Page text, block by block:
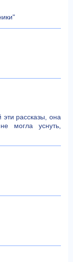
рассказы, она
могла уснуть,